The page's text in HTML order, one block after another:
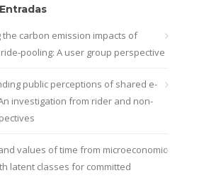
the carbon emission impacts of
pooling: A user group perspective
public perceptions of shared e-
investigation from rider and non-
values of time from microeconomic
latent classes for committed